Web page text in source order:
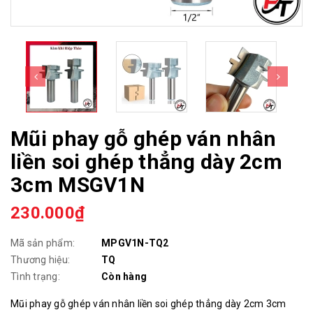
Mũi phay gỗ ghép ván nhân
liền soi ghép thẳng dày 2cm
3cm MSGV1N
230.000₫
Mã sản phẩm:
MPGV1N-TQ2
Thương hiệu:
TQ
Tình trạng:
Còn hàng
Mũi phay gỗ ghép ván nhân liền soi ghép thẳng dày 2cm 3cm